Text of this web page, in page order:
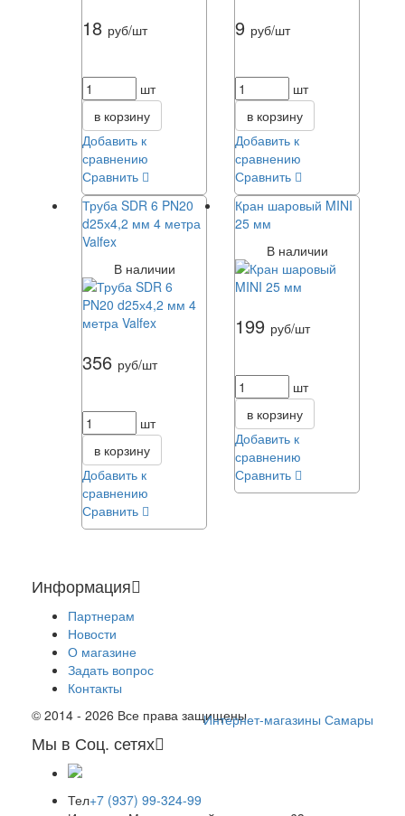
18 руб/шт
шт
в корзину
Добавить к
сравнению
Сравнить
9 руб/шт
шт
в корзину
Добавить к
сравнению
Сравнить
Труба SDR 6 PN20
d25х4,2 мм 4 метра
Valfex
В наличии
356 руб/шт
шт
в корзину
Добавить к
сравнению
Сравнить
Кран шаровый MINI
25 мм
В наличии
199 руб/шт
шт
в корзину
Добавить к
сравнению
Сравнить
Информация
Партнерам
Новости
О магазине
Задать вопрос
Контакты
© 2014 - 2026 Все права защищеныИнтернет-магазины Самары
Мы в Соц. сетях
Тел+7 (937) 99-324-99